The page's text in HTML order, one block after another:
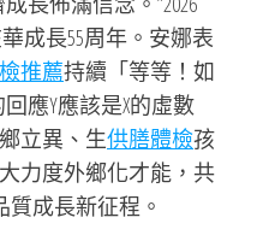
成長55周年。安娜表
推薦持續「等等！如
應Y應該是X的虛數
立異、生供膳體檢孩
力度外鄉化才能，共
質成長新征程。